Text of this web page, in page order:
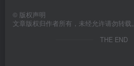
© 版权声明
文章版权归作者所有，未经允许请勿转载。
THE END